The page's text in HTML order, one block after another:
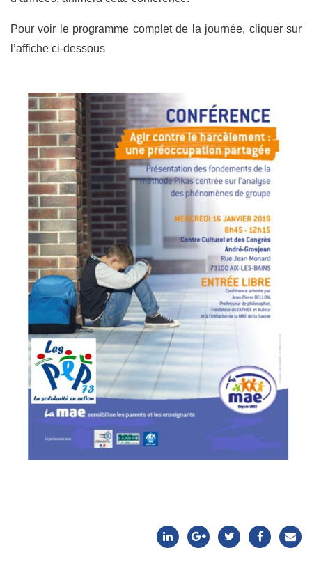
Pour voir le programme complet de la journée, cliquer sur
l’affiche ci-dessous